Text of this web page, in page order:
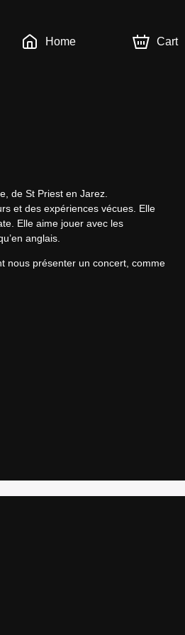
Home Cart
de St Priest en Jarez.
et des expériences vécues. Elle
Elle aime jouer avec les
anglais.
nous présenter un concert, comme